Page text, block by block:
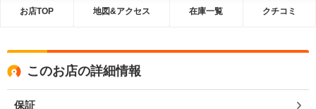
お店TOP 地図&アクセス 在庫一覧 クチコミ
このお店の詳細情報
保証